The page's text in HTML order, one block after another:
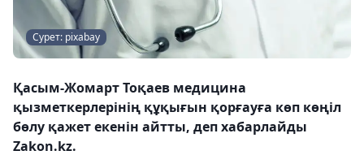
Сурет: pixabay
Қасым-Жомарт Тоқаев медицина
қызметкерлерінің құқығын қорғауға көп көңіл
бөлу қажет екенін айтты, деп хабарлайды
Zakon.kz.